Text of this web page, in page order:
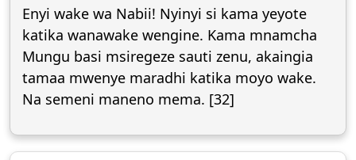
Enyi wake wa Nabii! Nyinyi si kama yeyote
katika wanawake wengine. Kama mnamcha
Mungu basi msiregeze sauti zenu, akaingia
tamaa mwenye maradhi katika moyo wake.
Na semeni maneno mema. [32]